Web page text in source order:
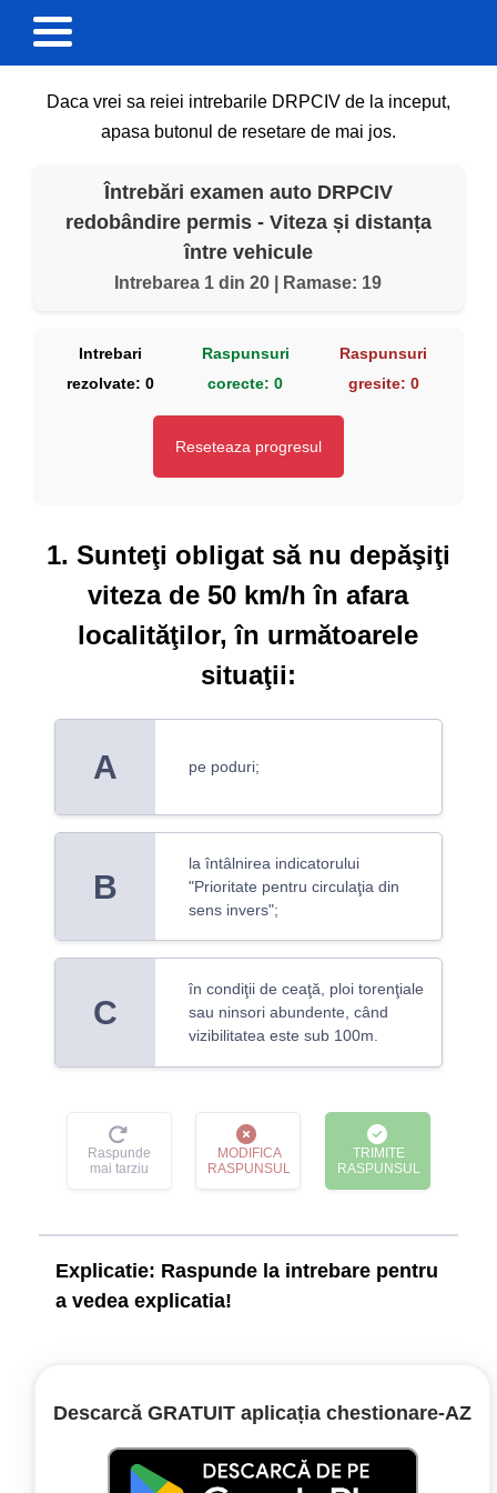
Daca vrei sa reiei intrebarile DRPCIV de la inceput,
apasa butonul de resetare de mai jos.
Întrebări examen auto DRPCIV
redobândire permis - Viteza și distanța
între vehicule
Intrebarea 1 din 20 | Ramase: 19
Intrebari
rezolvate: 0
Raspunsuri
corecte:0
Raspunsuri
gresite: 0
Reseteaza progresul
1. Sunteţi obligat să nu depăşiţi
viteza de 50 km/h în afara
localităţilor, în următoarele
situaţii:
A pe poduri;
B
la întâlnirea indicatorului
"Prioritate pentru circulaţia din
sens invers";
C
în condiţii de ceaţă, ploi torenţiale
sau ninsori abundente, când
vizibilitatea este sub 100m.
Raspunde
mai tarziu
MODIFICA
RASPUNSUL
TRIMITE
RASPUNSUL
Explicatie: Raspunde la intrebare pentru
a vedea explicatia!
Regulamentul de aplicare a OUG nr.
195/2002
Descarcă GRATUIT aplicația chestionare‑AZ